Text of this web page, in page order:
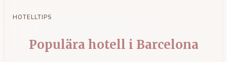
HOTELLTIPS
Populära hotell i Barcelona